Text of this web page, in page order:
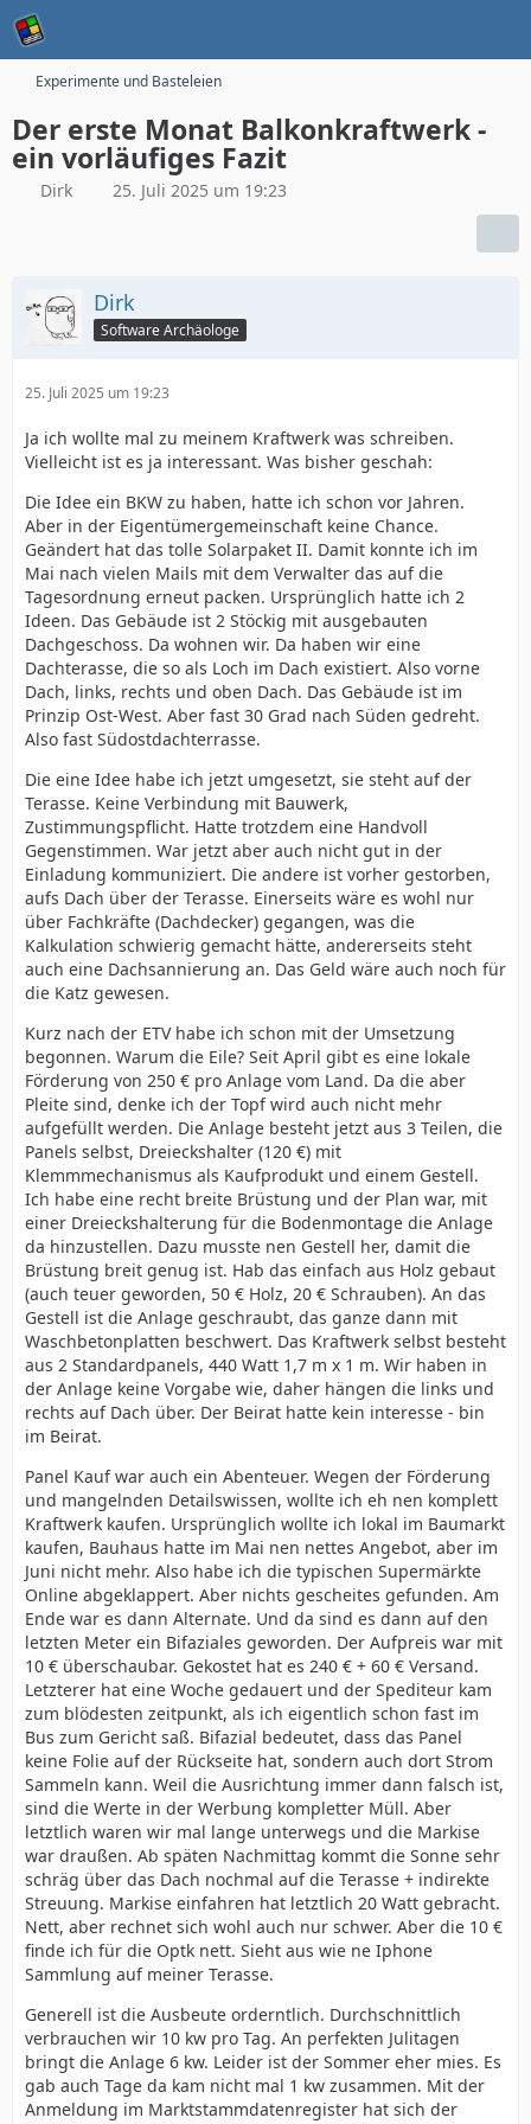
Experimente und Basteleien
Der erste Monat Balkonkraftwerk -
ein vorläufiges Fazit
Dirk 25. Juli 2025 um 19:23
Dirk
Software Archäologe
25. Juli 2025 um 19:23
Ja ich wollte mal zu meinem Kraftwerk was schreiben.
Vielleicht ist es ja interessant. Was bisher geschah:
Die Idee ein BKW zu haben, hatte ich schon vor Jahren.
Aber in der Eigentümergemeinschaft keine Chance.
Geändert hat das tolle Solarpaket II. Damit konnte ich im
Mai nach vielen Mails mit dem Verwalter das auf die
Tagesordnung erneut packen. Ursprünglich hatte ich 2
Ideen. Das Gebäude ist 2 Stöckig mit ausgebauten
Dachgeschoss. Da wohnen wir. Da haben wir eine
Dachterasse, die so als Loch im Dach existiert. Also vorne
Dach, links, rechts und oben Dach. Das Gebäude ist im
Prinzip Ost-West. Aber fast 30 Grad nach Süden gedreht.
Also fast Südostdachterrasse.
Die eine Idee habe ich jetzt umgesetzt, sie steht auf der
Terasse. Keine Verbindung mit Bauwerk,
Zustimmungspflicht. Hatte trotzdem eine Handvoll
Gegenstimmen. War jetzt aber auch nicht gut in der
Einladung kommuniziert. Die andere ist vorher gestorben,
aufs Dach über der Terasse. Einerseits wäre es wohl nur
über Fachkräfte (Dachdecker) gegangen, was die
Kalkulation schwierig gemacht hätte, andererseits steht
auch eine Dachsannierung an. Das Geld wäre auch noch für
die Katz gewesen.
Kurz nach der ETV habe ich schon mit der Umsetzung
begonnen. Warum die Eile? Seit April gibt es eine lokale
Förderung von 250 € pro Anlage vom Land. Da die aber
Pleite sind, denke ich der Topf wird auch nicht mehr
aufgefüllt werden. Die Anlage besteht jetzt aus 3 Teilen, die
Panels selbst, Dreieckshalter (120 €) mit
Klemmmechanismus als Kaufprodukt und einem Gestell.
Ich habe eine recht breite Brüstung und der Plan war, mit
einer Dreieckshalterung für die Bodenmontage die Anlage
da hinzustellen. Dazu musste nen Gestell her, damit die
Brüstung breit genug ist. Hab das einfach aus Holz gebaut
(auch teuer geworden, 50 € Holz, 20 € Schrauben). An das
Gestell ist die Anlage geschraubt, das ganze dann mit
Waschbetonplatten beschwert. Das Kraftwerk selbst besteht
aus 2 Standardpanels, 440 Watt 1,7 m x 1 m. Wir haben in
der Anlage keine Vorgabe wie, daher hängen die links und
rechts auf Dach über. Der Beirat hatte kein interesse - bin
im Beirat.
Panel Kauf war auch ein Abenteuer. Wegen der Förderung
und mangelnden Detailswissen, wollte ich eh nen komplett
Kraftwerk kaufen. Ursprünglich wollte ich lokal im Baumarkt
kaufen, Bauhaus hatte im Mai nen nettes Angebot, aber im
Juni nicht mehr. Also habe ich die typischen Supermärkte
Online abgeklappert. Aber nichts gescheites gefunden. Am
Ende war es dann Alternate. Und da sind es dann auf den
letzten Meter ein Bifaziales geworden. Der Aufpreis war mit
10 € überschaubar. Gekostet hat es 240 € + 60 € Versand.
Letzterer hat eine Woche gedauert und der Spediteur kam
zum blödesten zeitpunkt, als ich eigentlich schon fast im
Bus zum Gericht saß. Bifazial bedeutet, dass das Panel
keine Folie auf der Rückseite hat, sondern auch dort Strom
Sammeln kann. Weil die Ausrichtung immer dann falsch ist,
sind die Werte in der Werbung kompletter Müll. Aber
letztlich waren wir mal lange unterwegs und die Markise
war draußen. Ab späten Nachmittag kommt die Sonne sehr
schräg über das Dach nochmal auf die Terasse + indirekte
Streuung. Markise einfahren hat letztlich 20 Watt gebracht.
Nett, aber rechnet sich wohl auch nur schwer. Aber die 10 €
finde ich für die Optk nett. Sieht aus wie ne Iphone
Sammlung auf meiner Terasse.
Generell ist die Ausbeute orderntlich. Durchschnittlich
verbrauchen wir 10 kw pro Tag. An perfekten Julitagen
bringt die Anlage 6 kw. Leider ist der Sommer eher mies. Es
gab auch Tage da kam nicht mal 1 kw zusammen. Mit der
Anmeldung im Marktstammdatenregister hat sich der